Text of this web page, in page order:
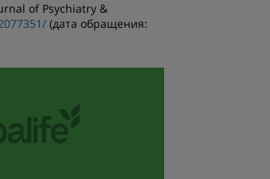
of Psychiatry &
(дата обращения: